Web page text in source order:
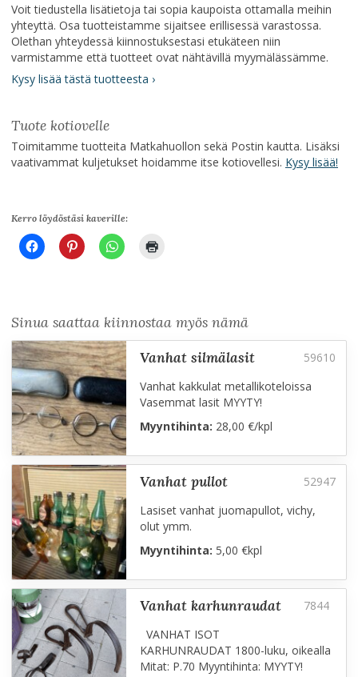
Voit tiedustella lisätietoja tai sopia kaupoista ottamalla meihin
yhteyttä. Osa tuotteistamme sijaitsee erillisessä varastossa.
Olethan yhteydessä kiinnostuksestasi etukäteen niin
varmistamme että tuotteet ovat nähtävillä myymälässämme.
Kysy lisää tästä tuotteesta ›
Tuote kotiovelle
Toimitamme tuotteita Matkahuollon sekä Postin kautta. Lisäksi
vaativammat kuljetukset hoidamme itse kotiovellesi. Kysy lisää!
Kerro löydöstäsi kaverille:
Sinua saattaa kiinnostaa myös nämä
vanhat silmälasit
Vanhat kakkulat metallikoteloissa
Vasemmat lasit MYYTY!
Myyntihinta: 28,00 €/kpl
vanhat pullot
Lasiset vanhat juomapullot, vichy,
olut ymm.
Myyntihinta: 5,00 €kpl
vanhat karhunraudat
VANHAT ISOT
KARHUNRAUDAT 1800-luku, oikealla
Mitat: P.70 Myyntihinta: MYYTY!